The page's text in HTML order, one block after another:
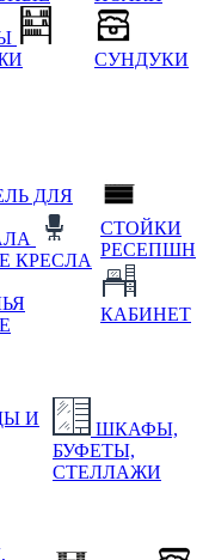
СУНДУКИ
ДЛЯ
КРЕСЛА
СТОЙКИ
РЕСЕПШН
КАБИНЕТ
И
ШКАФЫ,
БУФЕТЫ,
СТЕЛЛАЖИ